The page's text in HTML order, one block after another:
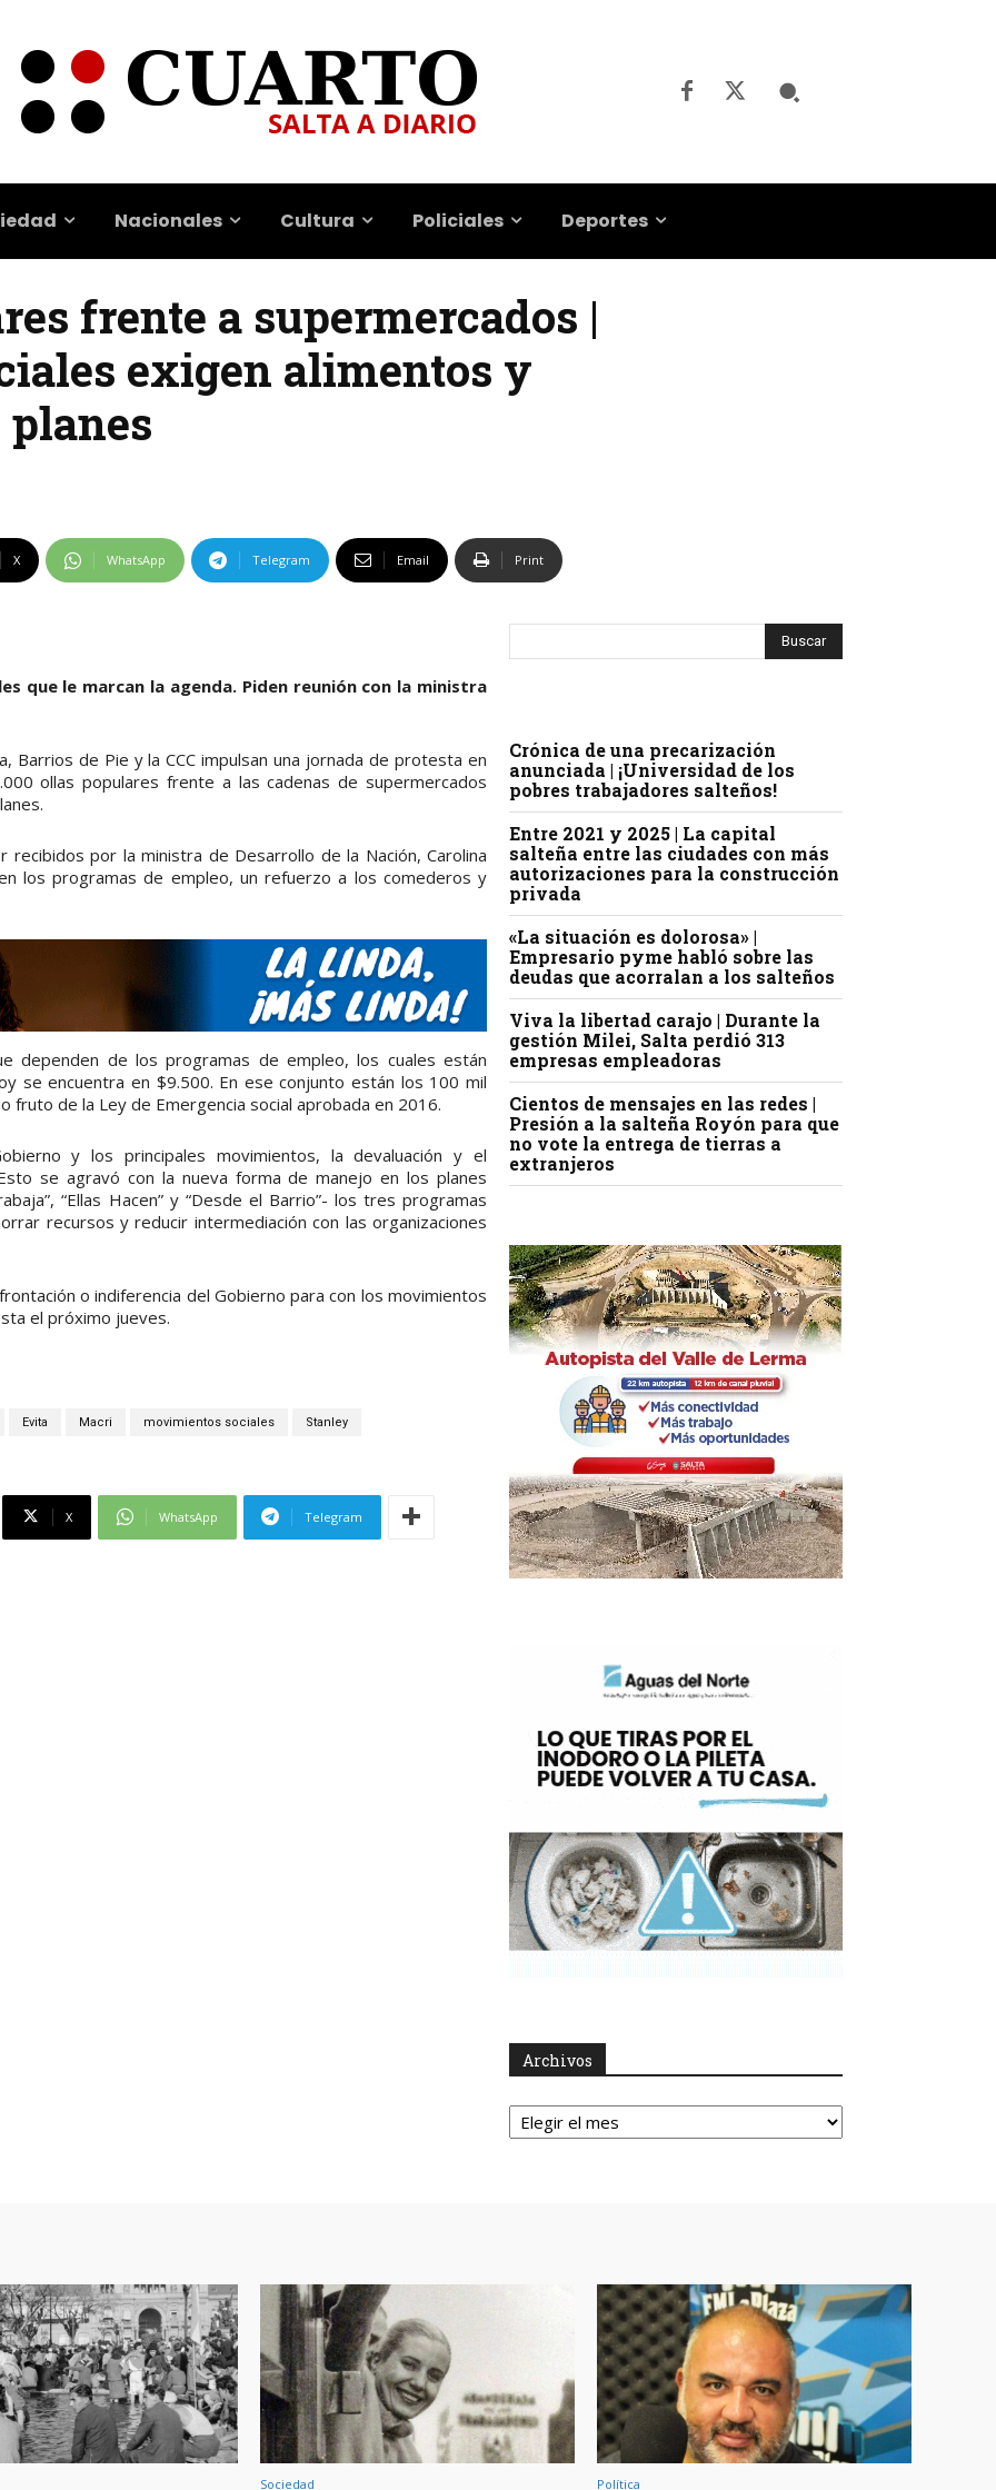
Nacionales Cultura Policiales Deportes
frente a supermercados |
exigen alimentos y
X WhatsApp Telegram Email Print
que le marcan la agenda. Piden reunión con la ministra
Barrios de Pie y la CCC impulsan una jornada de protesta en
ollas populares frente a las cadenas de supermercados
por la ministra de Desarrollo de la Nación, Carolina
los programas de empleo, un refuerzo a los comederos y
dependen de los programas de empleo, los cuales están
se encuentra en $9.500. En ese conjunto están los 100 mil
fruto de la Ley de Emergencia social aprobada en 2016.
y los principales movimientos, la devaluación y el
se agravó con la nueva forma de manejo en los planes
“Ellas Hacen” y “Desde el Barrio”- los tres programas
recursos y reducir intermediación con las organizaciones
o indiferencia del Gobierno para con los movimientos
el próximo jueves.
Evita Macri movimientos sociales Stanley
X WhatsApp Telegram
Crónica de una precarización
anunciada | ¡Universidad de los
pobres trabajadores salteños!
Entre 2021 y 2025 | La capital
salteña entre las ciudades con más
autorizaciones para la construcción
privada
«La situación es dolorosa» |
Empresario pyme habló sobre las
deudas que acorralan a los salteños
Viva la libertad carajo | Durante la
gestión Milei, Salta perdió 313
empresas empleadoras
Cientos de mensajes en las redes |
Presión a la salteña Royón para que
no vote la entrega de tierras a
extranjeros
Archivos
Archivos
Sociedad Política